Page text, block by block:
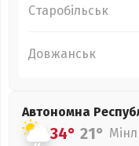
Старобільськ
Довжанськ
Автономна
34° 21°